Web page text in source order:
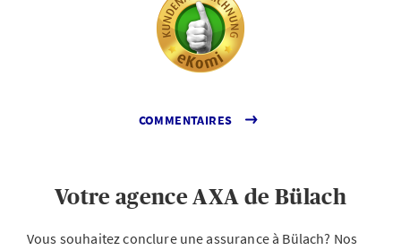
COMMENTAIRES
Votre agence AXA de Bülach
Vous souhaitez conclure une assurance à Bülach? Nos